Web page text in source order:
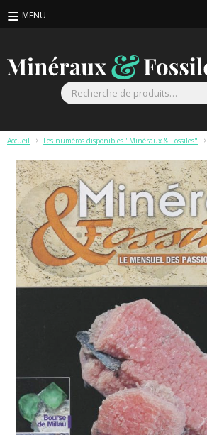
Accueil > Les numéros disponibles "Minéraux & Fossiles" >